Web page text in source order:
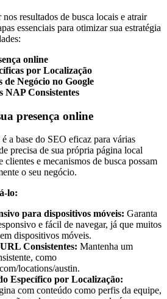
resultados de busca locais e atrair
essenciais para otimizar sua estratégia
online
por Localização
de Negócio no Google
NAP Consistentes
presença online
a base do SEO eficaz para várias
precisa de sua própria página local
e mecanismos de busca possam
o seu negócio.
lo:
para dispositivos móveis: Garanta
e fácil de navegar, já que muitos
dispositivos móveis.
Consistentes: Mantenha um
como
locations/austin.
Específico por Localização:
com conteúdo como perfis da equipe,